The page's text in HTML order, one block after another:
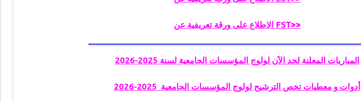
الاطلاع على ورقة تعريفية عن FST>>
المباريات المعلنة لحد الآن لولوج المؤسسات الجامعية لسنة 2025-2026
2026-2025 أدوات و معطيات تخص الترشيح لولوج المؤسسات الجامعية